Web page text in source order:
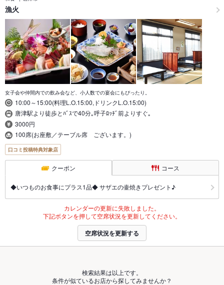
漁火
女子会や仲間内での飲み会など、小人数での宴会にもぴったり。
10:00～15:00(料理L.O.15:00,ドリンクL.O.15:00)
唐津駅より徒歩とﾊﾞｽで40分｡呼子ﾛｯﾁﾞ前よりすぐ｡
3000円
100席(お座敷／テーブル席 ございます。)
口コミ投稿特典対象店
クーポン コース
◆いつものお食事にプラス1品◆ サザエの壷焼きプレゼント♪
カレンダーの更新に失敗しました。
下記ボタンを押して空席状況を更新してください。
空席状況を更新する
検索結果は以上です。
条件が似ているお店から探してみませんか？